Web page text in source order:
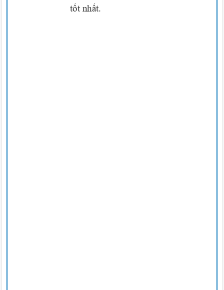
tốt nhất.